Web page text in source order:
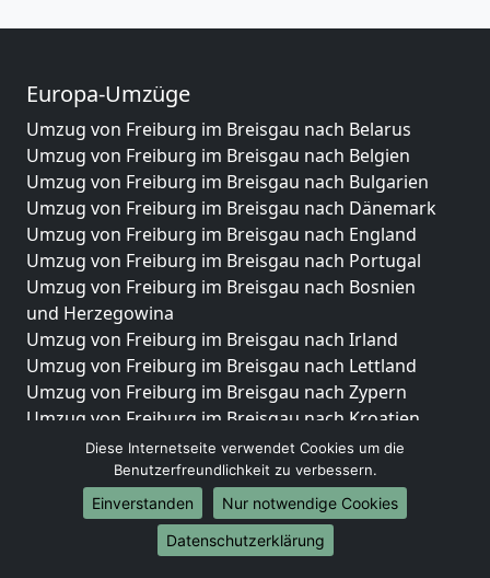
Europa-Umzüge
Umzug von Freiburg im Breisgau nach Belarus
Umzug von Freiburg im Breisgau nach Belgien
Umzug von Freiburg im Breisgau nach Bulgarien
Umzug von Freiburg im Breisgau nach Dänemark
Umzug von Freiburg im Breisgau nach England
Umzug von Freiburg im Breisgau nach Portugal
Umzug von Freiburg im Breisgau nach Bosnien
und Herzegowina
Umzug von Freiburg im Breisgau nach Irland
Umzug von Freiburg im Breisgau nach Lettland
Umzug von Freiburg im Breisgau nach Zypern
Umzug von Freiburg im Breisgau nach Kroatien
Umzug von Freiburg im Breisgau nach Estland
Umzug von Freiburg im Breisgau nach Finnland
Umzug von Freiburg im Breisgau nach Frankreich
Umzug von Freiburg im Breisgau nach Griechenland
Umzug von Freiburg im Breisgau nach Italien
Diese Internetseite verwendet Cookies um die
Benutzerfreundlichkeit zu verbessern.
Einverstanden
Nur notwendige Cookies
Datenschutzerklärung